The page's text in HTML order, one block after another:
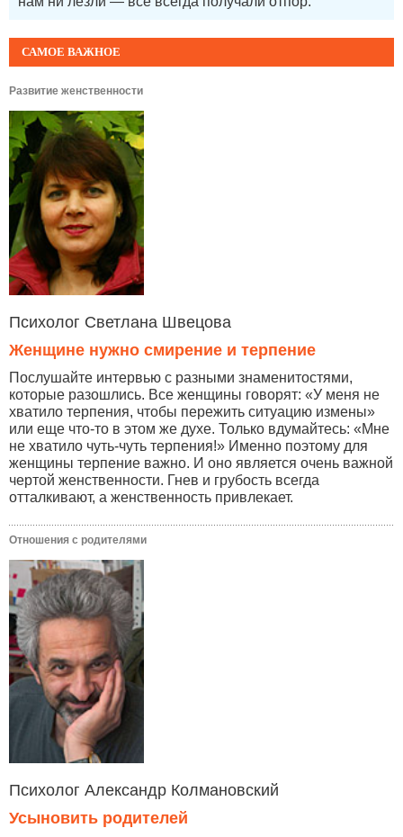
САМОЕ ВАЖНОЕ
Развитие женственности
Психолог Светлана Швецова
Женщине нужно смирение и терпение
Послушайте интервью с разными знаменитостями,
которые разошлись. Все женщины говорят: «У меня не
хватило терпения, чтобы пережить ситуацию измены»
или еще что-то в этом же духе. Только вдумайтесь: «Мне
не хватило чуть-чуть терпения!» Именно поэтому для
женщины терпение важно. И оно является очень важной
чертой женственности. Гнев и грубость всегда
отталкивают, а женственность привлекает.
Отношения с родителями
Психолог Александр Колмановский
Усыновить родителей